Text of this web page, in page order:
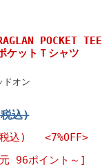
POCKET TEE
ケットＴシャツ
オン
込)
込) <7%OFF>
96ポイント～]